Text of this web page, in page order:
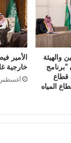
والهيئة
“برنامج
قطاع
المياه
الأمير
خارجية
أغسطس 25,